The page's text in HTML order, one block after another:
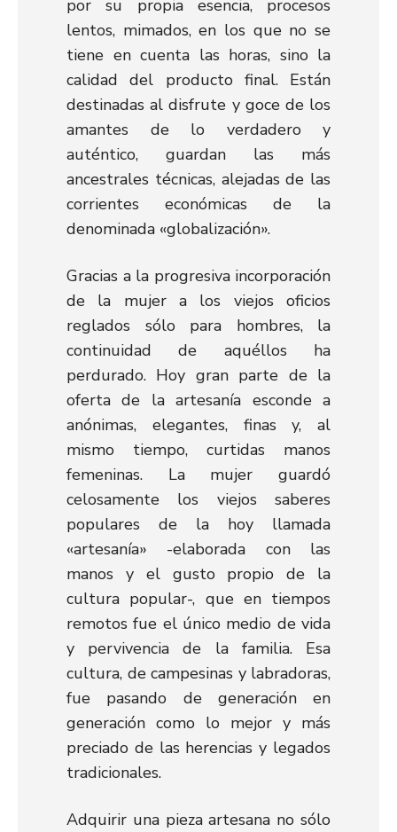
por su propia esencia, procesos
lentos, mimados, en los que no se
tiene en cuenta las horas, sino la
calidad del producto final. Están
destinadas al disfrute y goce de los
amantes de lo verdadero y
auténtico, guardan las más
ancestrales técnicas, alejadas de las
corrientes económicas de la
denominada «globalización».
Gracias a la progresiva incorporación
de la mujer a los viejos oficios
reglados sólo para hombres, la
continuidad de aquéllos ha
perdurado. Hoy gran parte de la
oferta de la artesanía esconde a
anónimas, elegantes, finas y, al
mismo tiempo, curtidas manos
femeninas. La mujer guardó
celosamente los viejos saberes
populares de la hoy llamada
«artesanía» -elaborada con las
manos y el gusto propio de la
cultura popular-, que en tiempos
remotos fue el único medio de vida
y pervivencia de la familia. Esa
cultura, de campesinas y labradoras,
fue pasando de generación en
generación como lo mejor y más
preciado de las herencias y legados
tradicionales.
Adquirir una pieza artesana no sólo